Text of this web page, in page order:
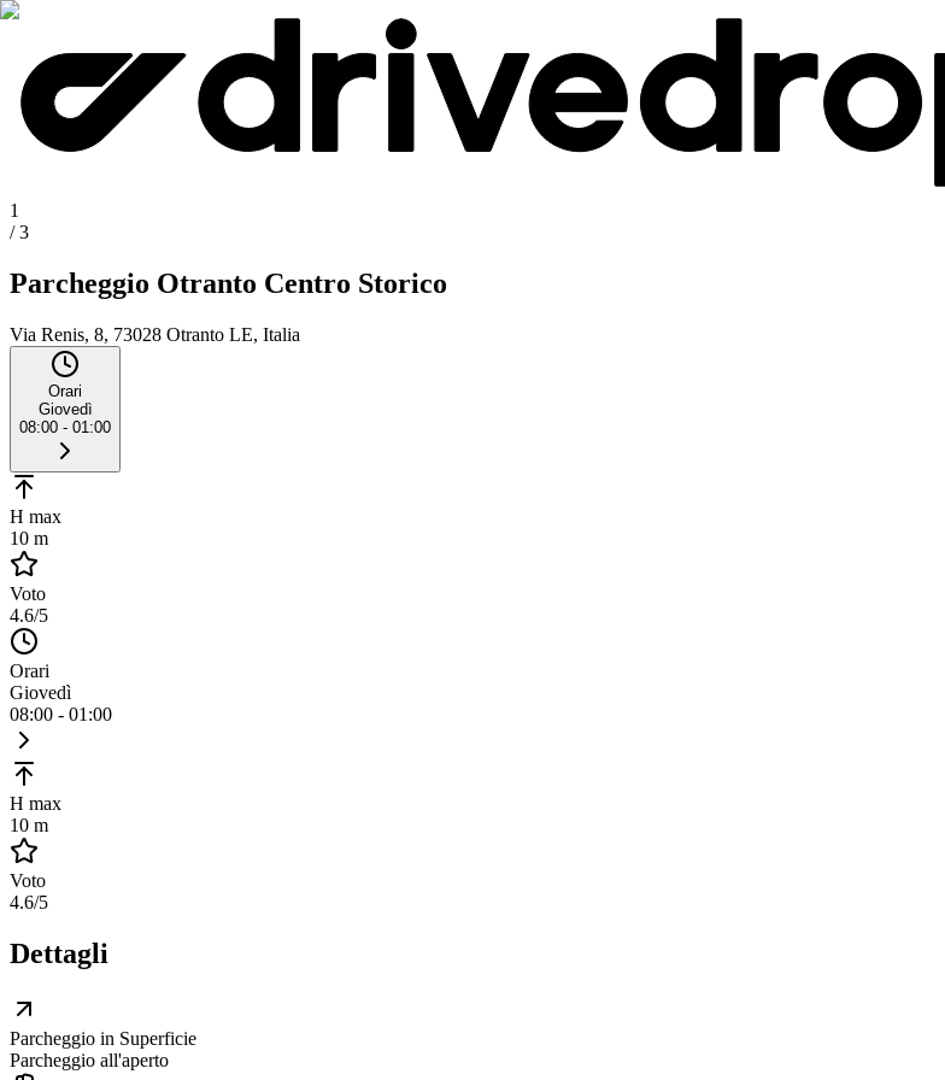
1
/3
Parcheggio Otranto Centro Storico
Via Renis, 8, 73028 Otranto LE, Italia
Orari
Giovedì
08:00 - 01:00
H max
10 m
Voto
4.6/5
Orari
Giovedì
08:00 - 01:00
H max
10 m
Voto
4.6/5
Dettagli
Parcheggio in Superficie
Parcheggio all'aperto